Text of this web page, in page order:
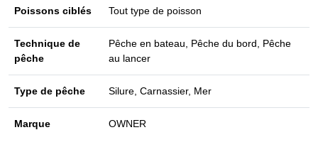
Poissons ciblés Tout type de poisson
Technique de
pêche
Pêche en bateau, Pêche du bord, Pêche
au lancer
Type de pêche Silure, Carnassier, Mer
Marque OWNER